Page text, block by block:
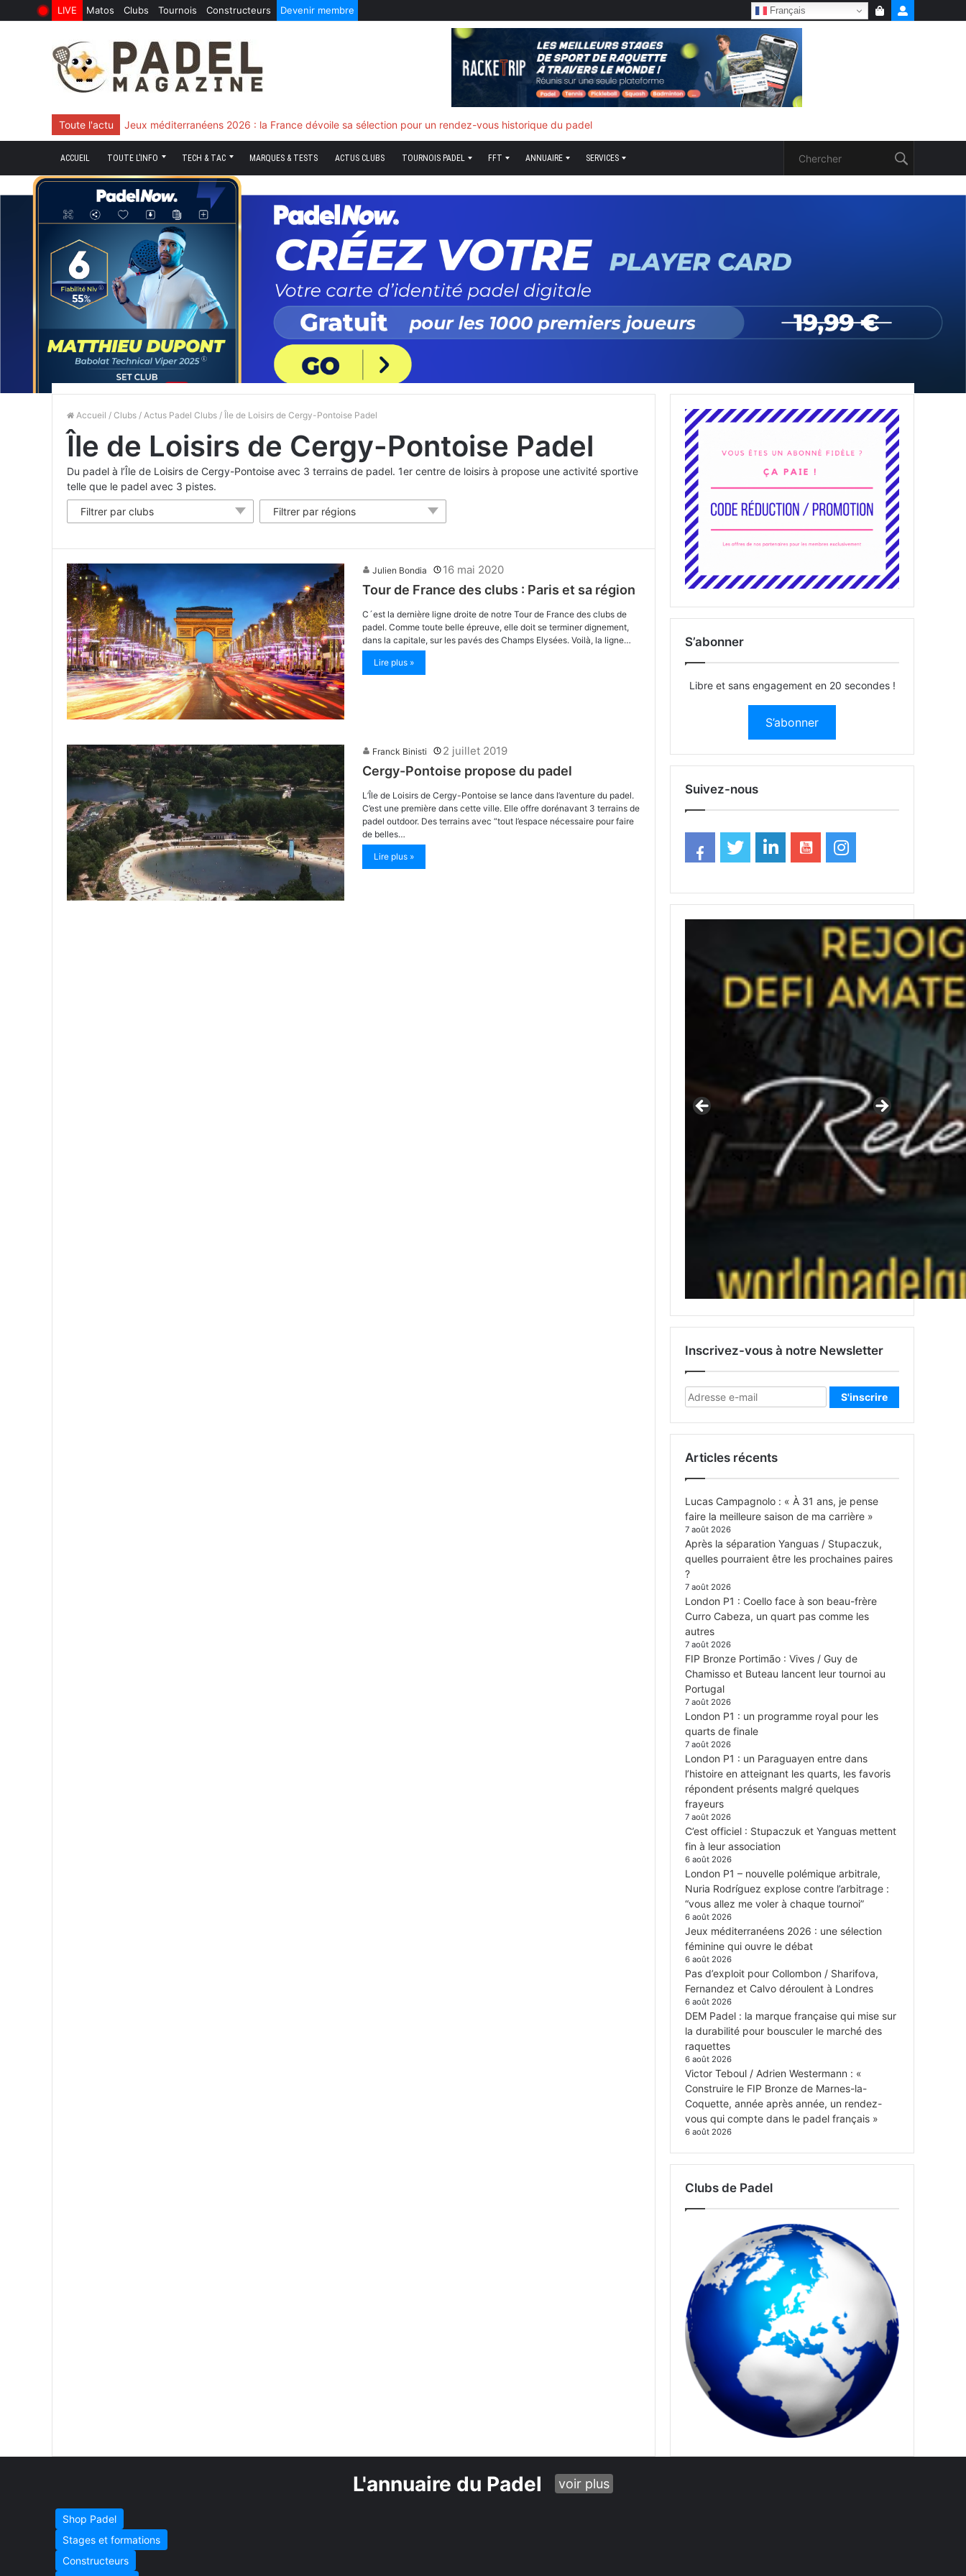
LIVE Matos Clubs Tournois Constructeurs Devenir membre Français
Toute l'actu Jeux méditerranéens 2026 : la France dévoile sa sélection pour un rendez-vous historique du padel
ACCUEIL TOUTE L’INFO
6 Août 2026
TECH & TAC
10 Juin 2026
MARQUES & TESTS ACTUS CLUBS TOURNOIS PADEL FFT ANNUAIRE SERVICES
Accueil / Clubs / Actus Padel Clubs / Île de Loisirs de Cergy-Pontoise Padel
Île de Loisirs de Cergy-Pontoise Padel
Du padel à l’Île de Loisirs de Cergy-Pontoise avec 3 terrains de padel. 1er centre de loisirs à propose une activité sportive
telle que le padel avec 3 pistes.
Filtrer par clubs Filtrer par régions
Julien Bondia 16 mai 2020
Tour de France des clubs : Paris et sa région
C´est la dernière ligne droite de notre Tour de France des clubs de
padel. Comme toute belle épreuve, elle doit se terminer dignement,
dans la capitale, sur les pavés des Champs Elysées. Voilà, la ligne…
Lire plus »
Franck Binisti 2 juillet 2019
Cergy-Pontoise propose du padel
L’Île de Loisirs de Cergy-Pontoise se lance dans l’aventure du padel.
C’est une première dans cette ville. Elle offre dorénavant 3 terrains de
padel outdoor. Des terrains avec “tout l’espace nécessaire pour faire
de belles…
Lire plus »
S’abonner
Libre et sans engagement en 20 secondes !
S’abonner
Suivez-nous
Inscrivez-vous à notre Newsletter
Articles récents
Lucas Campagnolo : « À 31 ans, je pense
faire la meilleure saison de ma carrière »
7 août 2026
Après la séparation Yanguas / Stupaczuk,
quelles pourraient être les prochaines paires
?
7 août 2026
London P1 : Coello face à son beau-frère
Curro Cabeza, un quart pas comme les
autres
7 août 2026
FIP Bronze Portimão : Vives / Guy de
Chamisso et Buteau lancent leur tournoi au
Portugal
7 août 2026
London P1 : un programme royal pour les
quarts de finale
7 août 2026
London P1 : un Paraguayen entre dans
l’histoire en atteignant les quarts, les favoris
répondent présents malgré quelques
frayeurs
7 août 2026
C’est officiel : Stupaczuk et Yanguas mettent
fin à leur association
6 août 2026
London P1 – nouvelle polémique arbitrale,
Nuria Rodríguez explose contre l’arbitrage :
“vous allez me voler à chaque tournoi”
6 août 2026
Jeux méditerranéens 2026 : une sélection
féminine qui ouvre le débat
6 août 2026
Pas d’exploit pour Collombon / Sharifova,
Fernandez et Calvo déroulent à Londres
6 août 2026
DEM Padel : la marque française qui mise sur
la durabilité pour bousculer le marché des
raquettes
6 août 2026
Victor Teboul / Adrien Westermann : «
Construire le FIP Bronze de Marnes-la-
Coquette, année après année, un rendez-
vous qui compte dans le padel français »
6 août 2026
Clubs de Padel
L'annuaire du Padel voir plus
Shop Padel
Stages et formations
Constructeurs